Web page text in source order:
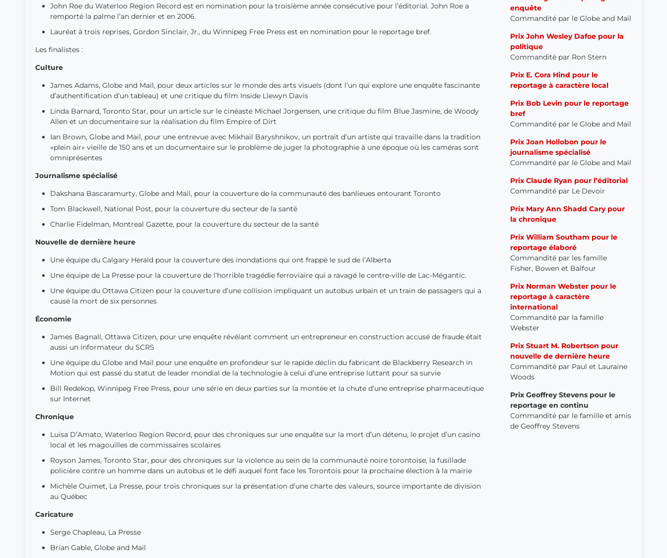
John Roe du Waterloo Region Record est en nomination pour la troisième année consécutive pour l’éditorial. John Roe a
remporté la palme l’an dernier et en 2006.
Lauréat à trois reprises, Gordon Sinclair, Jr., du Winnipeg Free Press est en nomination pour le reportage bref.
Les finalistes :
Culture
James Adams, Globe and Mail, pour deux articles sur le monde des arts visuels (dont l’un qui explore une enquête fascinante
d’authentification d’un tableau) et une critique du film Inside Llewyn Davis
Linda Barnard, Toronto Star, pour un article sur le cinéaste Michael Jorgensen, une critique du film Blue Jasmine, de Woody
Allen et un documentaire sur la réalisation du film Empire of Dirt
Ian Brown, Globe and Mail, pour une entrevue avec Mikhail Baryshnikov, un portrait d’un artiste qui travaille dans la tradition
«plein air» vieille de 150 ans et un documentaire sur le problème de juger la photographie à une époque où les caméras sont
omniprésentes
Journalisme spécialisé
Dakshana Bascaramurty, Globe and Mail, pour la couverture de la communauté des banlieues entourant Toronto
Tom Blackwell, National Post, pour la couverture du secteur de la santé
Charlie Fidelman, Montreal Gazette, pour la couverture du secteur de la santé
Nouvelle de dernière heure
Une équipe du Calgary Herald pour la couverture des inondations qui ont frappé le sud de l’Alberta
Une équipe de La Presse pour la couverture de l’horrible tragédie ferroviaire qui a ravagé le centre-ville de Lac-Mégantic.
Une équipe du Ottawa Citizen pour la couverture d’une collision impliquant un autobus urbain et un train de passagers qui a
causé la mort de six personnes
Économie
James Bagnall, Ottawa Citizen, pour une enquête révélant comment un entrepreneur en construction accusé de fraude était
aussi un informateur du SCRS
Une équipe du Globe and Mail pour une enquête en profondeur sur le rapide déclin du fabricant de Blackberry Research in
Motion qui est passé du statut de leader mondial de la technologie à celui d’une entreprise luttant pour sa survie
Bill Redekop, Winnipeg Free Press, pour une série en deux parties sur la montée et la chute d’une entreprise pharmaceutique
sur Internet
Chronique
Luisa D’Amato, Waterloo Region Record, pour des chroniques sur une enquête sur la mort d’un détenu, le projet d’un casino
local et les magouilles de commissaires scolaires
Royson James, Toronto Star, pour des chroniques sur la violence au sein de la communauté noire torontoise, la fusillade
policière contre un homme dans un autobus et le défi auquel font face les Torontois pour la prochaine élection à la mairie
Michèle Ouimet, La Presse, pour trois chroniques sur la présentation d’une charte des valeurs, source importante de division
au Québec
Caricature
Serge Chapleau, La Presse
Brian Gable, Globe and Mail
enquête
Commandité par le Globe and Mail
Prix John Wesley Dafoe pour la
politique
Commandité par Ron Stern
Prix E. Cora Hind pour le
reportage à caractère local
Prix Bob Levin pour le reportage
bref
Commandité par le Globe and Mail
Prix Joan Hollobon pour le
journalisme spécialisé
Commandité par le Globe and Mail
Prix Claude Ryan pour l’éditorial
Commandité par Le Devoir
Prix Mary Ann Shadd Cary pour
la chronique
Prix William Southam pour le
reportage élaboré
Commandité par les famille
Fisher, Bowen et Balfour
Prix Norman Webster pour le
reportage à caractère
international
Commandité par la famille
Webster
Prix Stuart M. Robertson pour
nouvelle de dernière heure
Commandité par Paul et Lauraine
Woods
Prix Geoffrey Stevens pour le
reportage en continu
Commandité par le famille et amis
de Geoffrey Stevens